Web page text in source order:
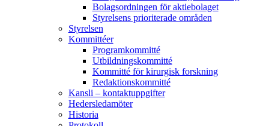
Bolagsordningen för aktiebolaget
Styrelsens prioriterade områden
Styrelsen
Kommittéer
Programkommitté
Utbildningskommitté
Kommitté för kirurgisk forskning
Redaktionskommitté
Kansli – kontaktuppgifter
Hedersledamöter
Historia